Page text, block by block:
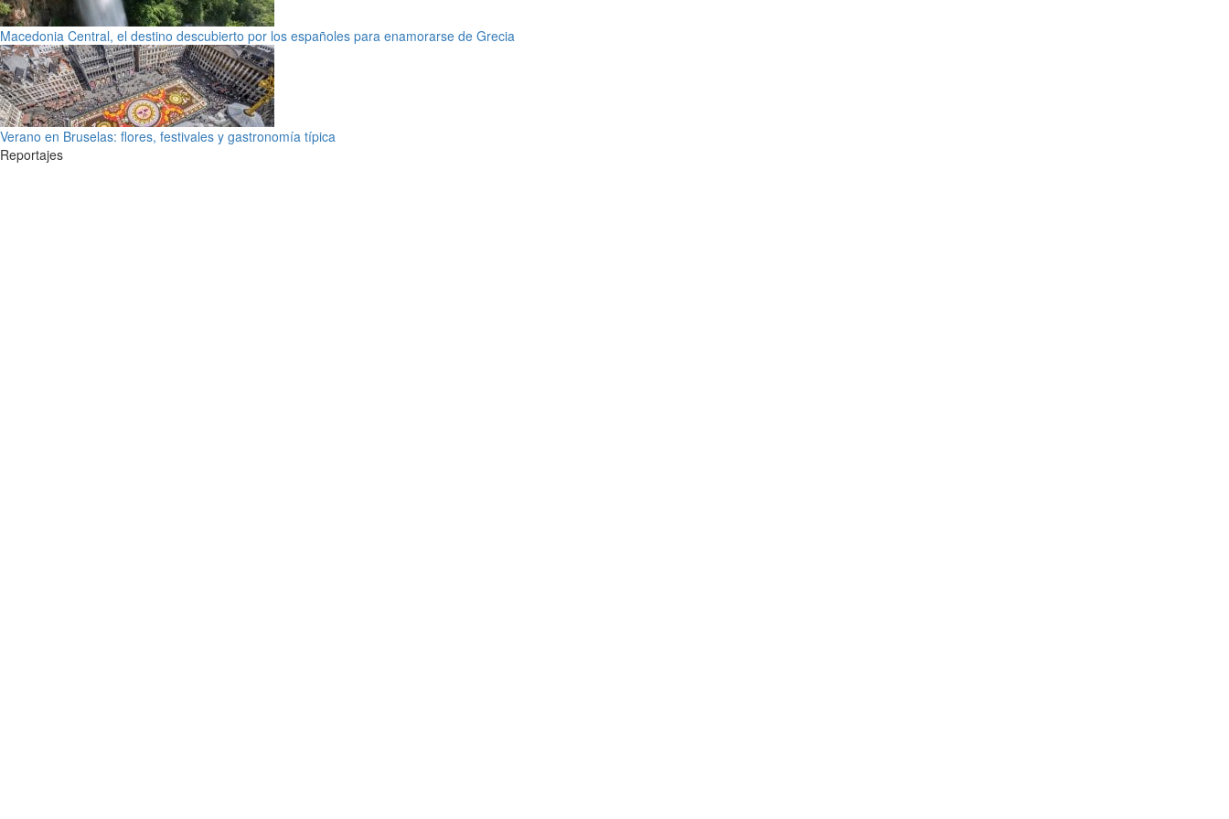
Macedonia Central, el destino descubierto por los españoles para enamorarse de Grecia
Verano en Bruselas: flores, festivales y gastronomía típica
Reportajes